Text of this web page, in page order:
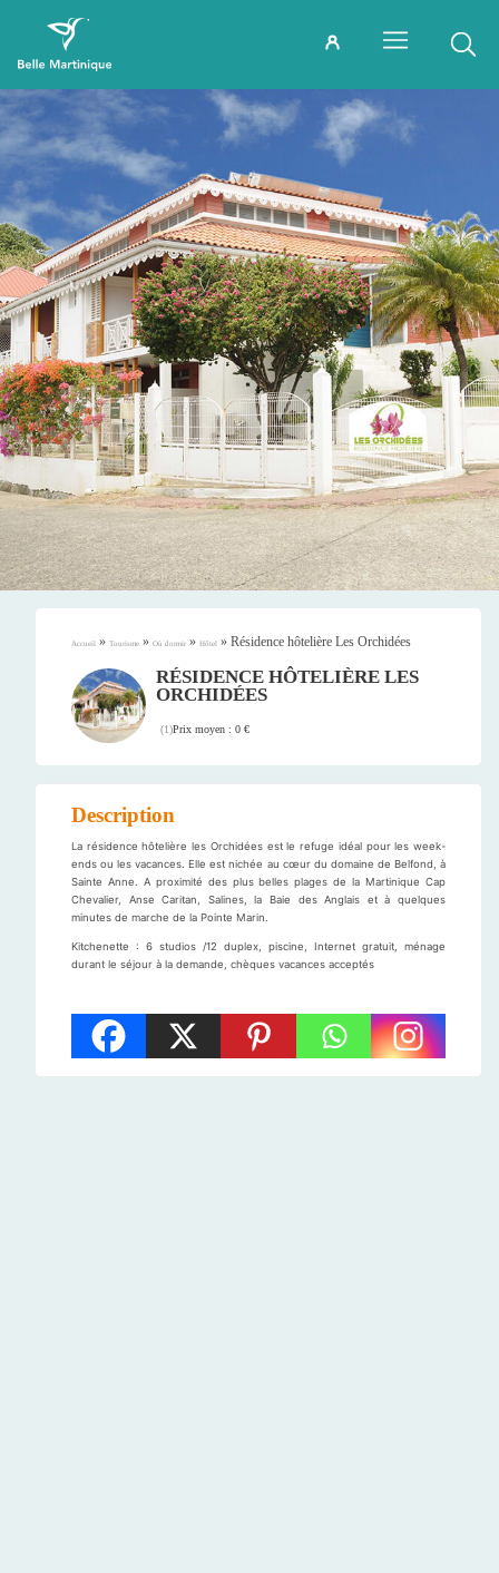
Accueil » Tourisme » Où dormir » Hôtel » Résidence hôtelière Les Orchidées
RÉSIDENCE HÔTELIÈRE LES
ORCHIDÉES
(1)Prix moyen : 0 €
Description
La résidence hôtelière les Orchidées est le refuge idéal pour les week-
ends ou les vacances. Elle est nichée au cœur du domaine de Belfond, à
Sainte Anne. A proximité des plus belles plages de la Martinique Cap
Chevalier, Anse Caritan, Salines, la Baie des Anglais et à quelques
minutes de marche de la Pointe Marin.
Kitchenette : 6 studios /12 duplex, piscine, Internet gratuit, ménage
durant le séjour à la demande, chèques vacances acceptés